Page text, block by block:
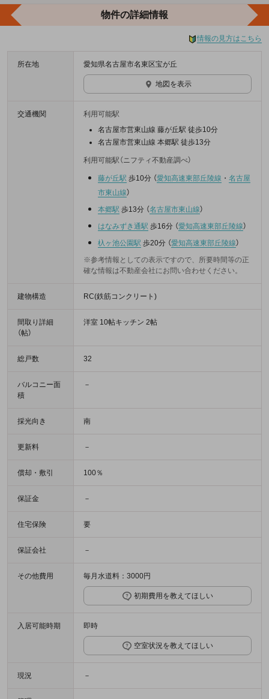
物件の詳細情報
情報の見方はこちら
所在地 愛知県名古屋市名東区宝が丘
地図を表示
交通機関
利用可能駅
名古屋市営東山線 藤が丘駅 徒歩10分
名古屋市営東山線 本郷駅 徒歩13分
利用可能駅（ニフティ不動産調べ）
藤が丘駅 歩10分 （愛知高速東部丘陵線 ・ 名古屋
市東山線）
本郷駅 歩13分 （名古屋市東山線）
はなみずき通駅 歩16分 （愛知高速東部丘陵線）
杁ヶ池公園駅 歩20分 （愛知高速東部丘陵線）
※参考情報としての表示ですので、所要時間等の正
確な情報は不動産会社にお問い合わせください。
建物構造 RC(鉄筋コンクリート)
間取り詳細
（帖）
洋室 10帖キッチン 2帖
総戸数 32
バルコニー面
積
－
採光向き 南
更新料 －
償却・敷引 100％
保証金 －
住宅保険 要
保証会社 －
その他費用 毎月水道料：3000円
初期費用を教えてほしい
入居可能時期 即時
空室状況を教えてほしい
現況 －